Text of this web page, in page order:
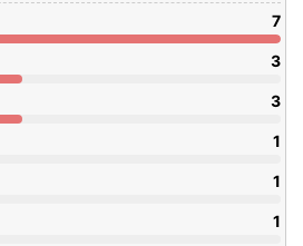
7
3
3
1
1
1